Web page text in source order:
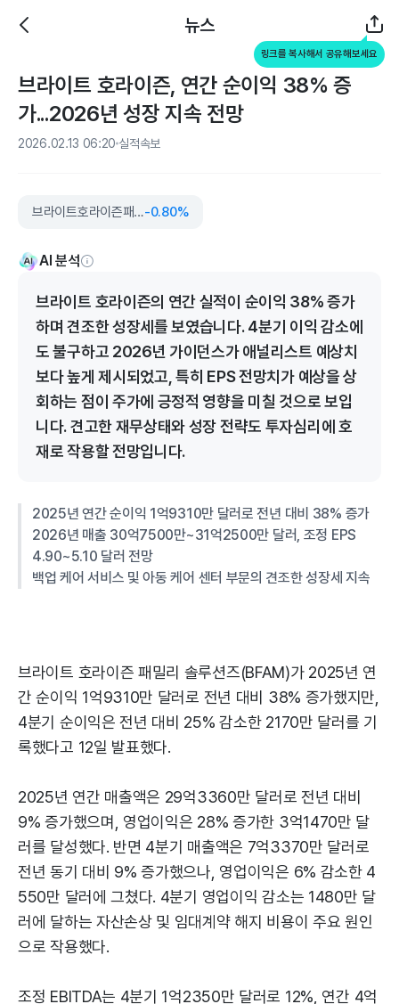
뉴스
링크를 복사해서 공유해보세요
브라이트 호라이즌, 연간 순이익 38% 증
가...2026년 성장 지속 전망
2026.02.13 06:20 실적속보
브라이트호라이즌패밀리솔루션즈-0.80%
AI 분석
브라이트 호라이즌의 연간 실적이 순이익 38% 증가
하며 견조한 성장세를 보였습니다. 4분기 이익 감소에
도 불구하고 2026년 가이던스가 애널리스트 예상치
보다 높게 제시되었고, 특히 EPS 전망치가 예상을 상
회하는 점이 주가에 긍정적 영향을 미칠 것으로 보입
니다. 견고한 재무상태와 성장 전략도 투자심리에 호
재로 작용할 전망입니다.
2025년 연간 순이익 1억9310만 달러로 전년 대비 38% 증가
2026년 매출 30억7500만~31억2500만 달러, 조정 EPS
4.90~5.10 달러 전망
백업 케어 서비스 및 아동 케어 센터 부문의 견조한 성장세 지속
브라이트 호라이즌 패밀리 솔루션즈(BFAM)가 2025년 연
간 순이익 1억9310만 달러로 전년 대비 38% 증가했지만,
4분기 순이익은 전년 대비 25% 감소한 2170만 달러를 기
록했다고 12일 발표했다.
2025년 연간 매출액은 29억3360만 달러로 전년 대비
9% 증가했으며, 영업이익은 28% 증가한 3억1470만 달
러를 달성했다. 반면 4분기 매출액은 7억3370만 달러로
전년 동기 대비 9% 증가했으나, 영업이익은 6% 감소한 4
550만 달러에 그쳤다. 4분기 영업이익 감소는 1480만 달
러에 달하는 자산손상 및 임대계약 해지 비용이 주요 원인
으로 작용했다.
조정 EBITDA는 4분기 1억2350만 달러로 12%, 연간 4억